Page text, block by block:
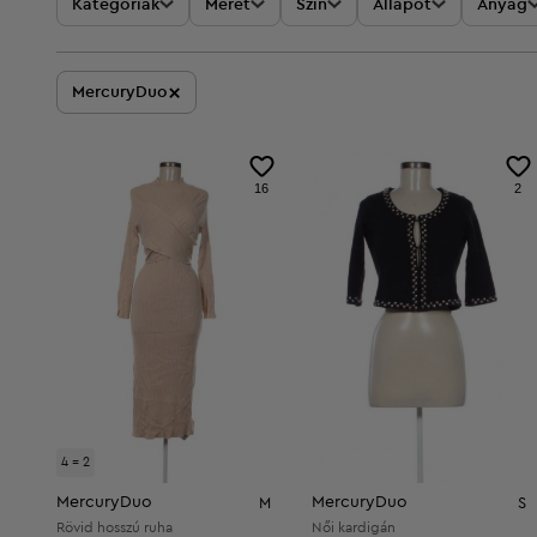
Kategóriák Méret Szín Állapot Anyag
MercuryDuo×
4 = 2
16
MercuryDuo M
Rövid hosszú ruha
2
MercuryDuo S
Női kardigán